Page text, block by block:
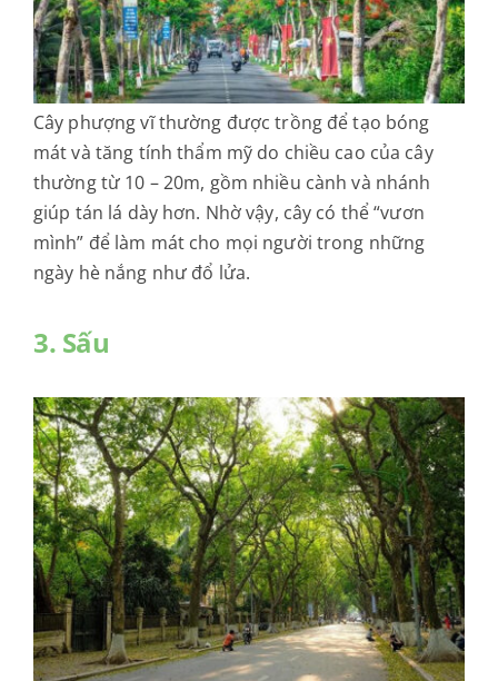
Cây phượng vĩ thường được trồng để tạo bóng
mát và tăng tính thẩm mỹ do chiều cao của cây
thường từ 10 – 20m, gồm nhiều cành và nhánh
giúp tán lá dày hơn. Nhờ vậy, cây có thể “vươn
mình” để làm mát cho mọi người trong những
ngày hè nắng như đổ lửa.
3. Sấu